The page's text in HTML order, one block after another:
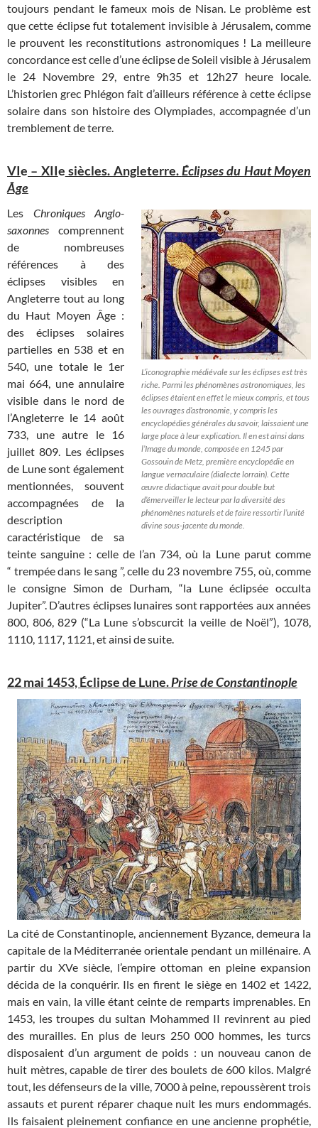
toujours pendant le fameux mois de Nisan. Le problème est
que cette éclipse fut totalement invisible à Jérusalem, comme
le prouvent les reconstitutions astronomiques ! La meilleure
concordance est celle d’une éclipse de Soleil visible à Jérusalem
le 24 Novembre 29, entre 9h35 et 12h27 heure locale.
L’historien grec Phlégon fait d’ailleurs référence à cette éclipse
solaire dans son histoire des Olympiades, accompagnée d’un
tremblement de terre.
VIe – XIIe siècles. Angleterre.Éclipses du Haut Moyen
Âge
L’iconographie médiévale sur les éclipses est très
riche. Parmi les phénomènes astronomiques, les
éclipses étaient en effet le mieux compris, et tous
les ouvrages d’astronomie, y compris les
encyclopédies générales du savoir, laissaient une
large place à leur explication. Il en est ainsi dans
l’Image du monde, composée en 1245 par
Gossouin de Metz, première encyclopédie en
langue vernaculaire (dialecte lorrain). Cette
œuvre didactique avait pour double but
d’émerveiller le lecteur par la diversité des
phénomènes naturels et de faire ressortir l’unité
divine sous-jacente du monde.
Les Chroniques Anglo-
saxonnes comprennent
de nombreuses
références à des
éclipses visibles en
Angleterre tout au long
du Haut Moyen Âge :
des éclipses solaires
partielles en 538 et en
540, une totale le 1er
mai 664, une annulaire
visible dans le nord de
l’Angleterre le 14 août
733, une autre le 16
juillet 809. Les éclipses
de Lune sont également
mentionnées, souvent
accompagnées de la
description
caractéristique de sa
teinte sanguine : celle de l’an 734, où la Lune parut comme
“ trempée dans le sang ”, celle du 23 novembre 755, où, comme
le consigne Simon de Durham, “la Lune éclipsée occulta
Jupiter”. D’autres éclipses lunaires sont rapportées aux années
800, 806, 829 (“La Lune s’obscurcit la veille de Noël”), 1078,
1110, 1117, 1121, et ainsi de suite.
22 mai 1453, Éclipse de Lune.Prise de Constantinople
La cité de Constantinople, anciennement Byzance, demeura la
capitale de la Méditerranée orientale pendant un millénaire. A
partir du XVe siècle, l’empire ottoman en pleine expansion
décida de la conquérir. Ils en firent le siège en 1402 et 1422,
mais en vain, la ville étant ceinte de remparts imprenables. En
1453, les troupes du sultan Mohammed II revinrent au pied
des murailles. En plus de leurs 250 000 hommes, les turcs
disposaient d’un argument de poids : un nouveau canon de
huit mètres, capable de tirer des boulets de 600 kilos. Malgré
tout, les défenseurs de la ville, 7000 à peine, repoussèrent trois
assauts et purent réparer chaque nuit les murs endommagés.
Ils faisaient pleinement confiance en une ancienne prophétie,